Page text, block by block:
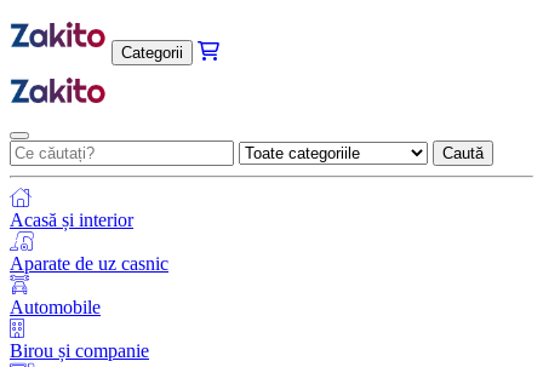
Categorii
Caută
Acasă și interior
Aparate de uz casnic
Automobile
Birou și companie